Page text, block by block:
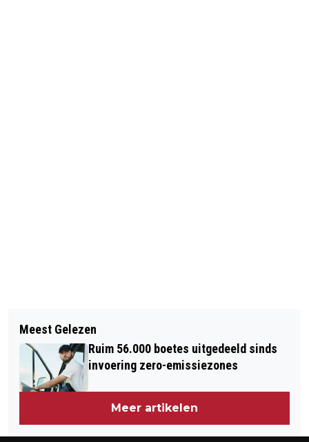
AMSTERDAM ZET KOERS NAAR
UITSTOOTVRIJ VAREN IN 2025
AMSTERDAM
KUNSTSUBSIDIES AMSTERDAM
VOORAL NAAR STADSDELEN
Meest Gelezen
Ruim 56.000 boetes uitgedeeld sinds
invoering zero-emissiezones
Meer artikelen